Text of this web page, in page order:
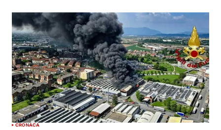
CRONACA